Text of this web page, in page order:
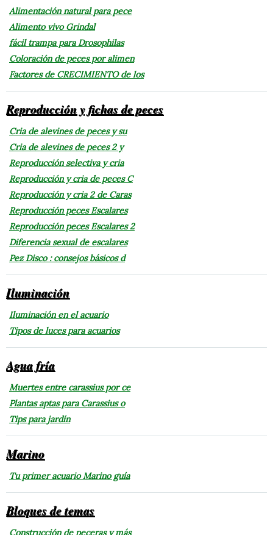
Alimentación natural para pece
Alimento vivo Grindal
fácil trampa para Drosophilas
Coloración de peces por alimen
Factores de CRECIMIENTO de los
Reproducción y fichas de peces
Cria de alevines de peces y su
Cria de alevines de peces 2 y
Reproducción selectiva y cria
Reproducción y cria de peces C
Reproducción y cria 2 de Caras
Reproducción peces Escalares
Reproducción peces Escalares 2
Diferencia sexual de escalares
Pez Disco : consejos básicos d
Iluminación
Iluminación en el acuario
Tipos de luces para acuarios
Agua fría
Muertes entre carassius por ce
Plantas aptas para Carassius o
Tips para jardín
Marino
Tu primer acuario Marino guía
Bloques de temas
Construcción de peceras y más